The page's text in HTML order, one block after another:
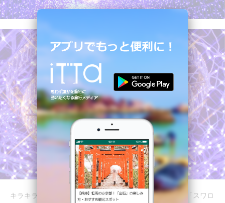
キラキラと輝くライトだけでなく、クリスタルの最高峰「スワロ